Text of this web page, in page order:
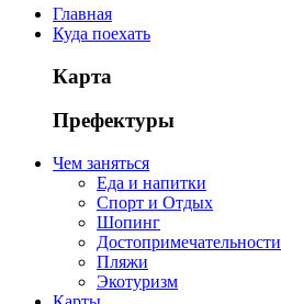
Главная
Куда поехать
Карта
Префектуры
Чем заняться
Еда и напитки
Спорт и Отдых
Шопинг
Достопримечательности
Пляжи
Экотуризм